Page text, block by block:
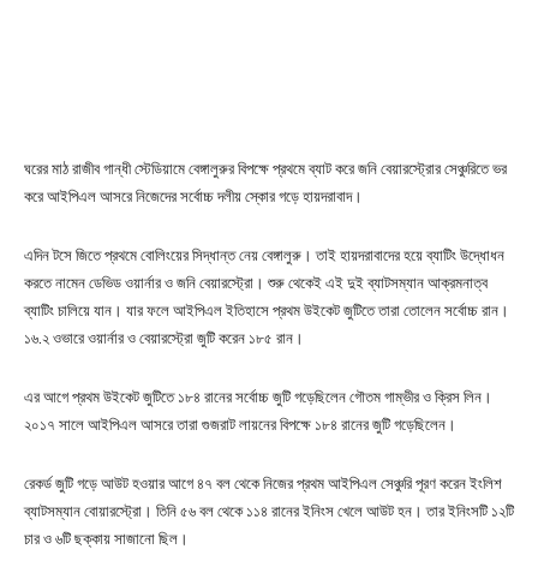
ঘরের মাঠ রাজীব গান্ধী স্টেডিয়ামে বেঙ্গালুরুর বিপক্ষে প্রথমে ব্যাট করে জনি বেয়ারস্ট্রোর সেঞ্চুরিতে ভর
করে আইপিএল আসরে নিজেদের সর্বোচ্চ দলীয় স্কোর গড়ে হায়দরাবাদ।
এদিন টসে জিতে প্রথমে বোলিংয়ের সিদ্ধান্ত নেয় বেঙ্গালুরু। তাই হায়দরাবাদের হয়ে ব্যাটিং উদ্ধোধন
করতে নামেন ডেভিড ওয়ার্নার ও জনি বেয়ারস্ট্রো। শুরু থেকেই এই দুই ব্যাটসম্যান আক্রমনাত্ব
ব্যাটিং চালিয়ে যান। যার ফলে আইপিএল ইতিহাসে প্রথম উইকেট জুটিতে তারা তোলেন সর্বোচ্চ রান।
১৬.২ ওভারে ওয়ার্নার ও বেয়ারস্ট্রো জুটি করেন ১৮৫ রান।
এর আগে প্রথম উইকেট জুটিতে ১৮৪ রানের সর্বোচ্চ জুটি গড়েছিলেন গৌতম গাম্ভীর ও ক্রিস ‍লিন।
২০১৭ সালে আইপিএল আসরে তারা গুজরাট লায়নের বিপক্ষে ১৮৪ রানের জুটি গড়েছিলেন।
রেকর্ড জুটি গড়ে আউট হওয়ার আগে ৪৭ বল থেকে নিজের প্রথম আইপিএল সেঞ্চুরি পূরণ করেন ইংলিশ
ব্যাটসম্যান বোয়ারস্ট্রো। তিনি ৫৬ বল থেকে ১১৪ রানের ইনিংস খেলে আউট হন। তার ইনিংসটি ১২টি
চার ও ৬টি ছক্কায় সাজানো ছিল।